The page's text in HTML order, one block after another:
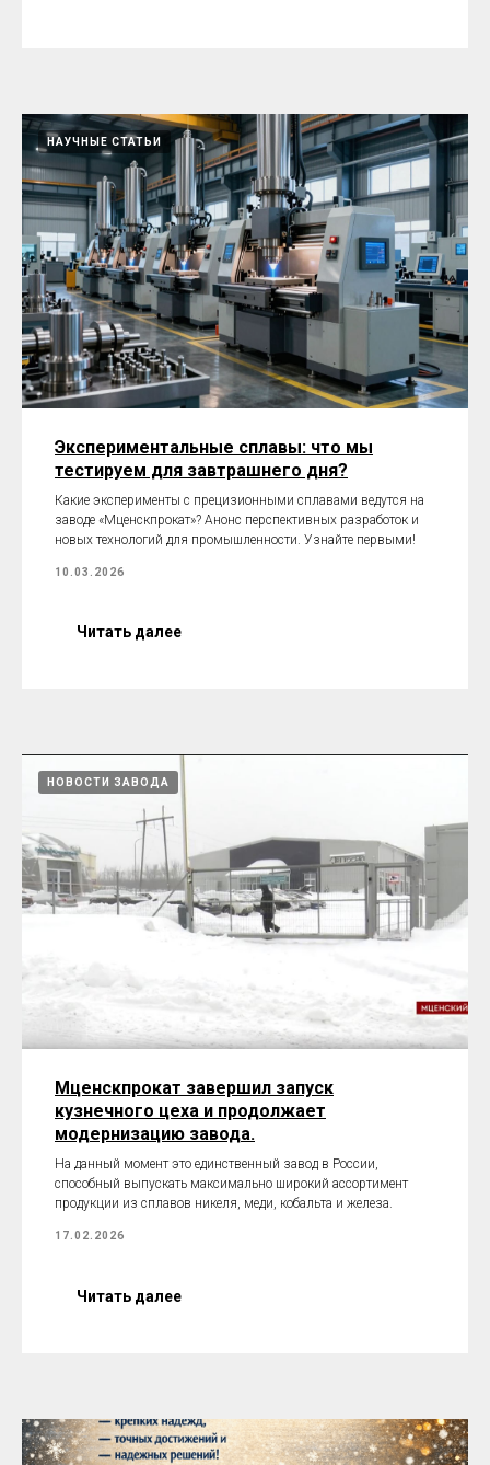
НАУЧНЫЕ СТАТЬИ
Экспериментальные сплавы: что мы
тестируем для завтрашнего дня?
Какие эксперименты с прецизионными сплавами ведутся на
заводе «Мценскпрокат»? Анонс перспективных разработок и
новых технологий для промышленности. Узнайте первыми!
10.03.2026
Читать далее
НОВОСТИ ЗАВОДА
Мценскпрокат завершил запуск
кузнечного цеха и продолжает
модернизацию завода.
На данный момент это единственный завод в России,
способный выпускать максимально широкий ассортимент
продукции из сплавов никеля, меди, кобальта и железа.
17.02.2026
Читать далее